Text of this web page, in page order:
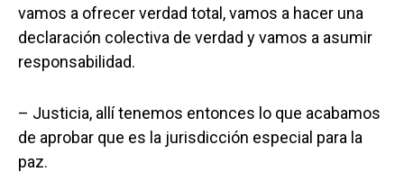
vamos a ofrecer verdad total, vamos a hacer una
declaración colectiva de verdad y vamos a asumir
responsabilidad.
– Justicia, allí tenemos entonces lo que acabamos
de aprobar que es la jurisdicción especial para la
paz.